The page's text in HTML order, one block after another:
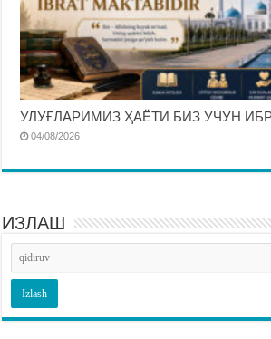
УЛУҒЛАРИМИЗ ҲАЁТИ БИЗ УЧУН
04/08/2026
ИЗЛАШ